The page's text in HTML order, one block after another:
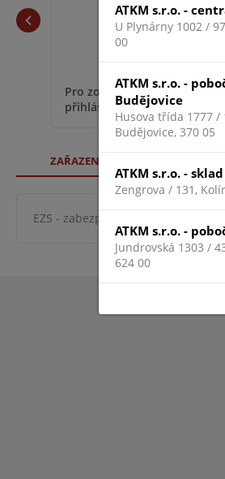
Pro zobrazení informací je
přihlášený
ZAŘAZENÍ ZBOŽÍ
EZS - zabezpeč. systémy
ATKM s.r.o. -
U Plynárny 1002 /
00
ATKM s.r.o. -
Budějovice
Husova třída 1777 /
Budějovice, 370 05
ATKM s.r.o. -
Zengrova / 131,
ATKM s.r.o. -
Jundrovská 1303 /
624 00